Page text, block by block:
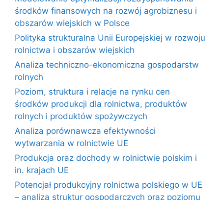
środków finansowych na rozwój agrobiznesu i
obszarów wiejskich w Polsce
Polityka strukturalna Unii Europejskiej w rozwoju
rolnictwa i obszarów wiejskich
Analiza techniczno-ekonomiczna gospodarstw
rolnych
Poziom, struktura i relacje na rynku cen
środków produkcji dla rolnictwa, produktów
rolnych i produktów spożywczych
Analiza porównawcza efektywności
wytwarzania w rolnictwie UE
Produkcja oraz dochody w rolnictwie polskim i
in. krajach UE
Potencjał produkcyjny rolnictwa polskiego w UE
– analiza struktur gospodarczych oraz poziomu